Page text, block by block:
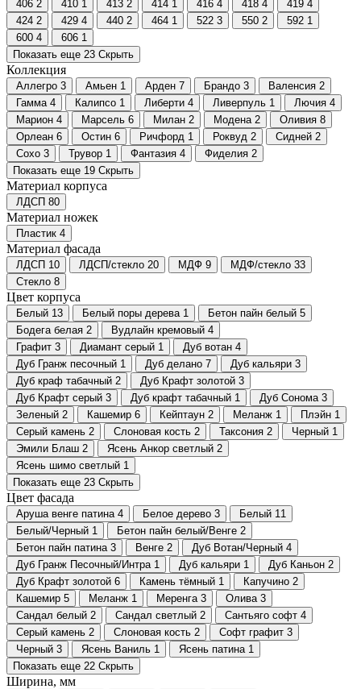
406 2 410 1 413 2 414 1 416 4 418 4 419 4
424 2 429 4 440 2 464 1 522 3 550 2 592 1
600 4 606 1
Показать еще 23 Скрыть
Коллекция
Аллегро 3 Амьен 1 Арден 7 Брандо 3 Валенсия 2
Гамма 4 Калипсо 1 Либерти 4 Ливерпуль 1 Лючия 4
Марион 4 Марсель 6 Милан 2 Модена 2 Оливия 8
Орлеан 6 Остин 6 Ричфорд 1 Роквуд 2 Сидней 2
Сохо 3 Трувор 1 Фантазия 4 Фиделия 2
Показать еще 19 Скрыть
Материал корпуса
ЛДСП 80
Материал ножек
Пластик 4
Материал фасада
ЛДСП 10 ЛДСП/стекло 20 МДФ 9 МДФ/стекло 33
Стекло 8
Цвет корпуса
Белый 13 Белый поры дерева 1 Бетон пайн белый 5
Бодега белая 2 Вудлайн кремовый 4
Графит 3 Диамант серый 1 Дуб вотан 4
Дуб Гранж песочный 1 Дуб делано 7 Дуб кальяри 3
Дуб краф табачный 2 Дуб Крафт золотой 3
Дуб Крафт серый 3 Дуб крафт табачный 1 Дуб Сонома 3
Зеленый 2 Кашемир 6 Кейптаун 2 Меланж 1 Плэйн 1
Серый камень 2 Слоновая кость 2 Таксония 2 Черный 1
Эмили Блаш 2 Ясень Анкор светлый 2
Ясень шимо светлый 1
Показать еще 23 Скрыть
Цвет фасада
Аруша венге патина 4 Белое дерево 3 Белый 11
Белый/Черный 1 Бетон пайн белый/Венге 2
Бетон пайн патина 3 Венге 2 Дуб Вотан/Черный 4
Дуб Гранж Песочный/Интра 1 Дуб кальяри 1 Дуб Каньон 2
Дуб Крафт золотой 6 Камень тёмный 1 Капучино 2
Кашемир 5 Меланж 1 Меренга 3 Олива 3
Сандал белый 2 Сандал светлый 2 Сантьяго софт 4
Серый камень 2 Слоновая кость 2 Софт графит 3
Черный 3 Ясень Ваниль 1 Ясень патина 1
Показать еще 22 Скрыть
Ширина, мм